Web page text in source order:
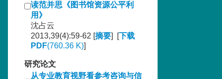
读范并思《图书馆资源公平利
用》
沈占云
2013,39(4):59-62 [摘要] [下载
PDF(760.36 K)]
研究论文
从专业教育视野看参考咨询与信